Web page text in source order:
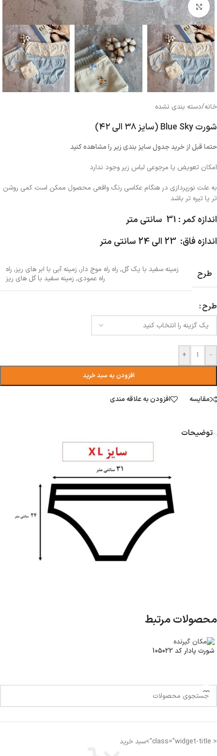
بزرگنمایی تصویر
خانه/دسته بندی نشده
شورت Blue Sky (سایز ۳۸ الی ۴۲)
حتما قبل از خرید جدول سایز بندی زیر را مشاهده کنید
امکان تعویض یا مرجوعی لباس زیر وجود ندارد
به علت نورپردازی در هنگام عکاسی رنگ واقعی محصول ممکن است کمی روشن
تر یا تیره تر باشد
اندازه کمر : 31 سانتی متر
اندازه فاق: 23 الی 24 سانتی متر
طرح زمینه سفید با یک گل, راه راه موج دار, زمینه آبی با ابر های ریز, راه
راه عمودی, زمینه سفید با گل های ریز
طرح
-
+
افزودن به سبد خرید
مقایسه افزودن به علاقه مندی
توضیحات
محصولات مرتبط
شورت پادار کد 105022
< class="widget-title">سبد خرید